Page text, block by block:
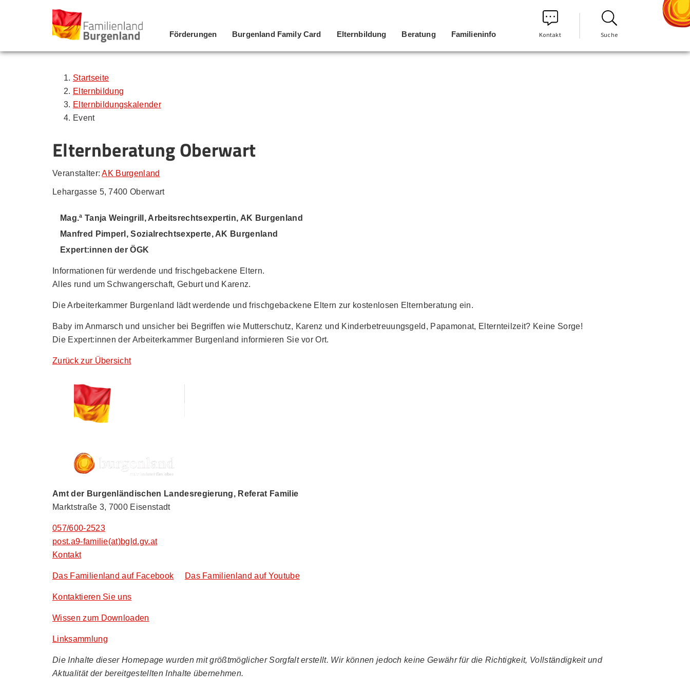
Zum Inhalt
Zum Menü
Förderungen Burgenland Family Card Elternbildung Beratung Familieninfo Kontakt Suche
Startseite
Elternbildung
Elternbildungskalender
Event
Elternberatung Oberwart
Veranstalter:AK Burgenland
Lehargasse 5, 7400 Oberwart
Mag.ª Tanja Weingrill, Arbeitsrechtsexpertin, AK Burgenland
Manfred Pimperl, Sozialrechtsexperte, AK Burgenland
Expert:innen der ÖGK
Informationen für werdende und frischgebackene Eltern.
Alles rund um Schwangerschaft, Geburt und Karenz.
Die Arbeiterkammer Burgenland lädt werdende und frischgebackene Eltern zur kostenlosen Elternberatung ein.
Baby im Anmarsch und unsicher bei Begriffen wie Mutterschutz, Karenz und Kinderbetreuungsgeld, Papamonat, Elternteilzeit? Keine Sorge!
Die Expert:innen der Arbeiterkammer Burgenland informieren Sie vor Ort.
Zurück zur Übersicht
Amt der Burgenländischen Landesregierung, Referat Familie
Marktstraße 3, 7000 Eisenstadt
057/600-2523
post.a9-familie(at)bgld.gv.at
Kontakt
Das Familienland auf Facebook Das Familienland auf Youtube
Kontaktieren Sie uns
Wissen zum Downloaden
Linksammlung
Die Inhalte dieser Homepage wurden mit größtmöglicher Sorgfalt erstellt. Wir können jedoch keine Gewähr für die Richtigkeit, Vollständigkeit und
Aktualität der bereitgestellten Inhalte übernehmen.